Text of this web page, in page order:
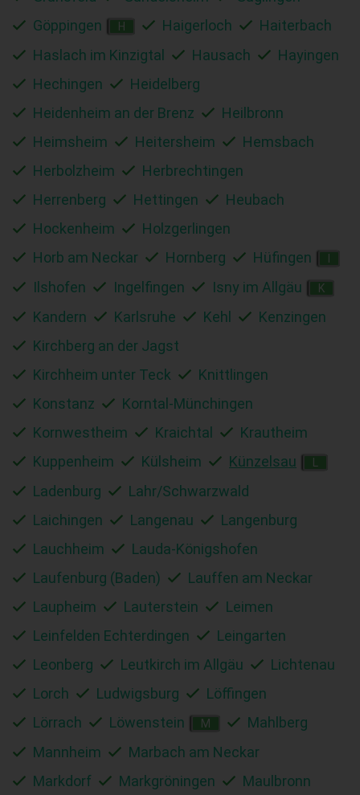
Göppingen
H Haigerloch
Haiterbach
Haslach im Kinzigtal
Hausach
Hayingen
Hechingen
Heidelberg
Heidenheim an der Brenz
Heilbronn
Heimsheim
Heitersheim
Hemsbach
Herbolzheim
Herbrechtingen
Herrenberg
Hettingen
Heubach
Hockenheim
Holzgerlingen
Horb am Neckar
Hornberg Hüfingen
Ilshofen Ingelfingen Isny im Allgäu K
Kandern Karlsruhe Kehl
Kenzingen
Kirchberg an der Jagst
Kirchheim unter Teck
Knittlingen
Konstanz
Korntal-Münchingen
Kornwestheim
Kraichtal
Krautheim
Kuppenheim
Külsheim Künzelsau
Ladenburg
Lahr/Schwarzwald
Laichingen
Langenau
Langenburg
Lauchheim
Lauda-Königshofen
Laufenburg (Baden)
Lauffen am Neckar
Laupheim
Lauterstein
Leimen
Leinfelden Echterdingen
Leingarten
Leonberg
Leutkirch im Allgäu
Lichtenau
Lorch
Ludwigsburg
Löffingen
Lörrach
Löwenstein M
Mahlberg
Mannheim
Marbach am Neckar
Markdorf
Markgröningen
Maulbronn